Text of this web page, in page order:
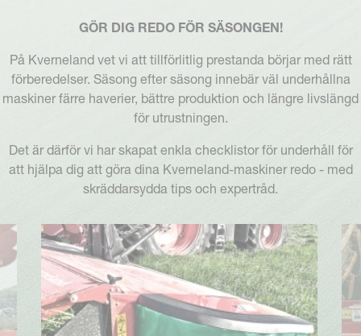
GÖR DIG REDO FÖR SÄSONGEN!
På Kverneland vet vi att tillförlitlig prestanda börjar med rätt
förberedelser. Säsong efter säsong innebär väl underhållna
maskiner färre haverier, bättre produktion och längre livslängd
för utrustningen.
Det är därför vi har skapat enkla checklistor för underhåll för
att hjälpa dig att göra dina Kverneland-maskiner redo - med
skräddarsydda tips och expertråd.